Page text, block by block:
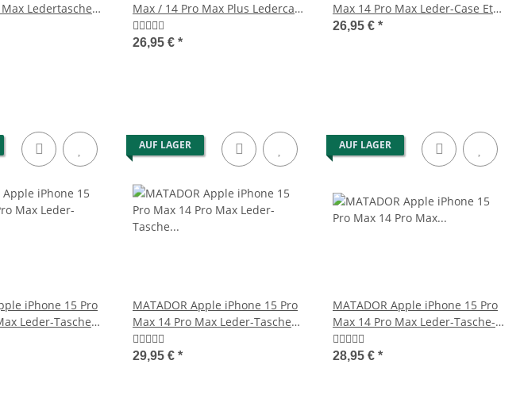
Ledertasche
Max / 14 Pro Max Plus Ledercase
Braun
26,95 € *
Max 14 Pro Max Leder-Case Etui
Braun
26,95 € *
iPhone 15 Pro
Leder-Tasche
AUF LAGER
MATADOR Apple iPhone 15 Pro
Max 14 Pro Max Leder-Tasche
Schwarz
29,95 € *
AUF LAGER
MATADOR Apple iPhone 15 Pro
Max 14 Pro Max Leder-Tasche-
Etui Braun
28,95 € *